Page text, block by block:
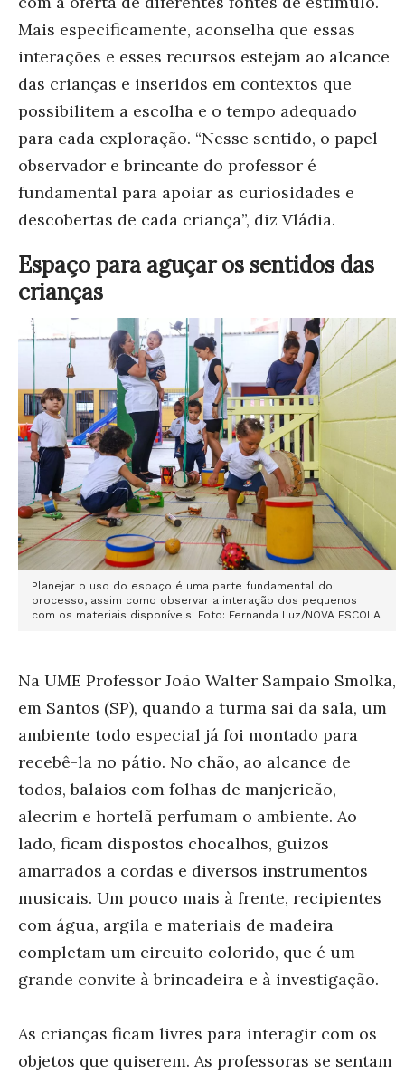
Mais especificamente, aconselha que essas
interações e esses recursos estejam ao alcance
das crianças e inseridos em contextos que
possibilitem a escolha e o tempo adequado
para cada exploração. “Nesse sentido, o papel
observador e brincante do professor é
fundamental para apoiar as curiosidades e
descobertas de cada criança”, diz Vládia.
Espaço para aguçar os sentidos das
crianças
Planejar o uso do espaço é uma parte fundamental do
processo, assim como observar a interação dos pequenos
com os materiais disponíveis. Foto: Fernanda Luz/NOVA ESCOLA
Na UME Professor João Walter Sampaio Smolka,
em Santos (SP), quando a turma sai da sala, um
ambiente todo especial já foi montado para
recebê-la no pátio. No chão, ao alcance de
todos, balaios com folhas de manjericão,
alecrim e hortelã perfumam o ambiente. Ao
lado, ficam dispostos chocalhos, guizos
amarrados a cordas e diversos instrumentos
musicais. Um pouco mais à frente, recipientes
com água, argila e materiais de madeira
completam um circuito colorido, que é um
grande convite à brincadeira e à investigação.
As crianças ficam livres para interagir com os
objetos que quiserem. As professoras se sentam